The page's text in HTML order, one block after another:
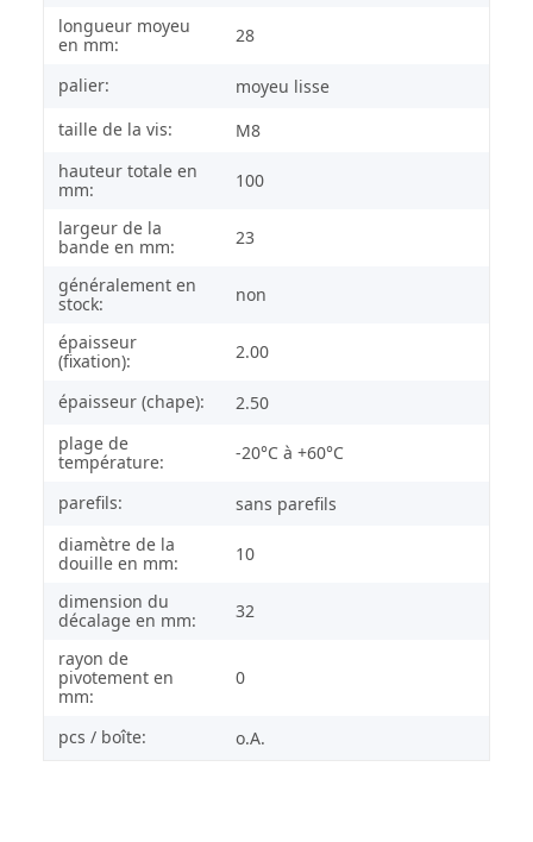
longueur moyeu
en mm:
28
palier:
moyeu lisse
taille de la vis:
M8
hauteur totale en
mm:
100
largeur de la
bande en mm:
23
généralement en
stock:
non
épaisseur
(fixation):
2.00
épaisseur (chape):
2.50
plage de
température:
-20°C à +60°C
parefils:
sans parefils
diamètre de la
douille en mm:
10
dimension du
décalage en mm:
32
rayon de
pivotement en
mm:
0
pcs / boîte: o.A.